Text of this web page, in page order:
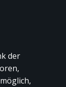
der